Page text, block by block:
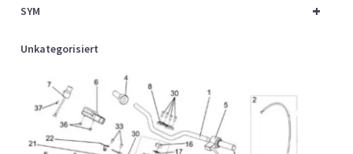
+
SYM
Unkategorisiert